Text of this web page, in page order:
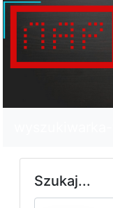
Szukaj...